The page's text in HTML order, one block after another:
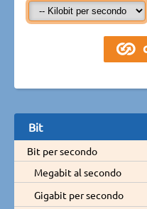
Bit
Bit per secondo
Megabit al secondo
Gigabit per secondo